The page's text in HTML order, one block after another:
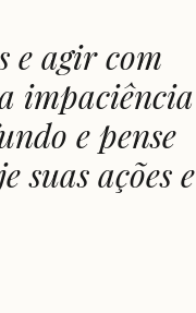
e agir com
impaciência
e pense
suas ações e